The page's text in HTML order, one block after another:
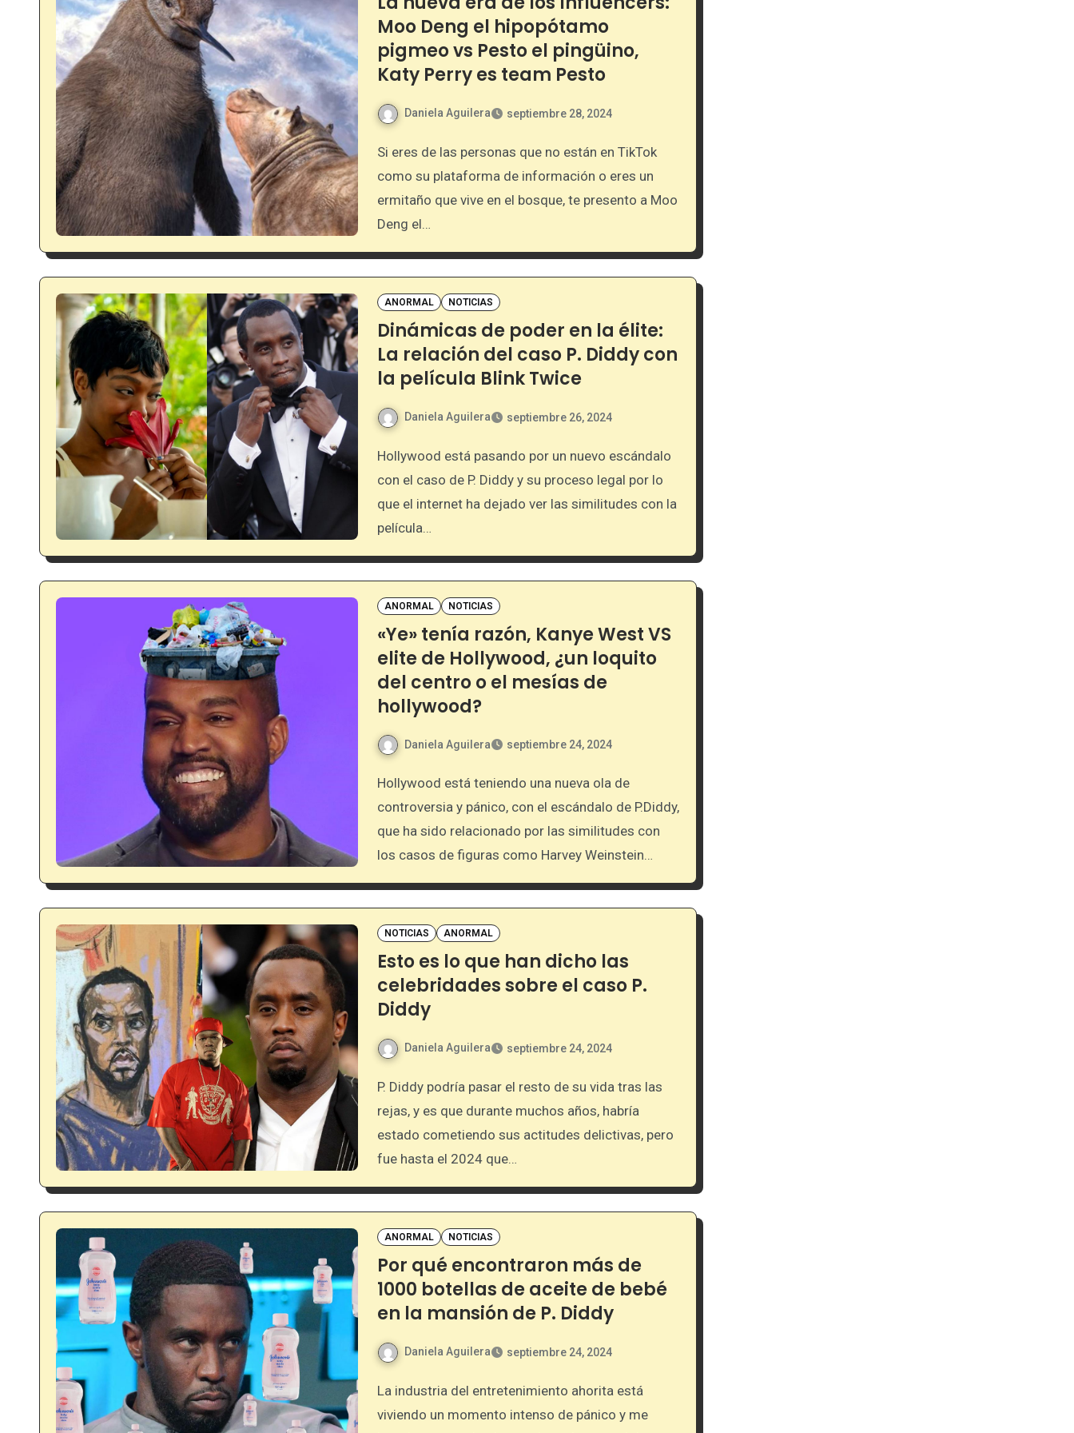
Moo Deng el hipopótamo
pigmeo vs Pesto el pingüino,
Katy Perry es team Pesto
Daniela Aguilera septiembre 28, 2024
Si eres de las personas que no están en TikTok
como su plataforma de información o eres un
ermitaño que vive en el bosque, te presento a Moo
Deng el…
ANORMAL NOTICIAS
Dinámicas de poder en la élite:
La relación del caso P. Diddy con
la película Blink Twice
Daniela Aguilera septiembre 26, 2024
Hollywood está pasando por un nuevo escándalo
con el caso de P. Diddy y su proceso legal por lo
que el internet ha dejado ver las similitudes con la
película…
ANORMAL NOTICIAS
«Ye» tenía razón, Kanye West VS
elite de Hollywood, ¿un loquito
del centro o el mesías de
hollywood?
Daniela Aguilera septiembre 24, 2024
Hollywood está teniendo una nueva ola de
controversia y pánico, con el escándalo de P.Diddy,
que ha sido relacionado por las similitudes con
los casos de figuras como Harvey Weinstein…
NOTICIAS ANORMAL
Esto es lo que han dicho las
celebridades sobre el caso P.
Diddy
Daniela Aguilera septiembre 24, 2024
P. Diddy podría pasar el resto de su vida tras las
rejas, y es que durante muchos años, habría
estado cometiendo sus actitudes delictivas, pero
fue hasta el 2024 que…
ANORMAL NOTICIAS
Por qué encontraron más de
1000 botellas de aceite de bebé
en la mansión de P. Diddy
Daniela Aguilera septiembre 24, 2024
La industria del entretenimiento ahorita está
viviendo un momento intenso de pánico y me